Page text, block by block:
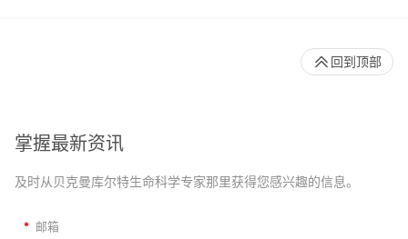
掌握最新资讯
及时从贝克曼库尔特生命科学专家那里获得您感兴趣的信息。
* 邮箱
回到顶部